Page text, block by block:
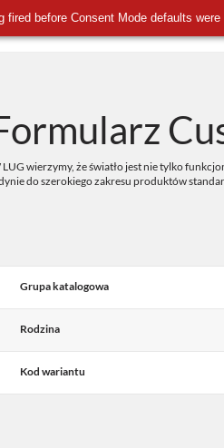
before Consent Mode defaults were
KOMERCYJNE
LUG wierzymy, że światło jest nie tylko
do szerokiego zakresu produktów
Grupa katalogowa
Rodzina
Kod wariantu